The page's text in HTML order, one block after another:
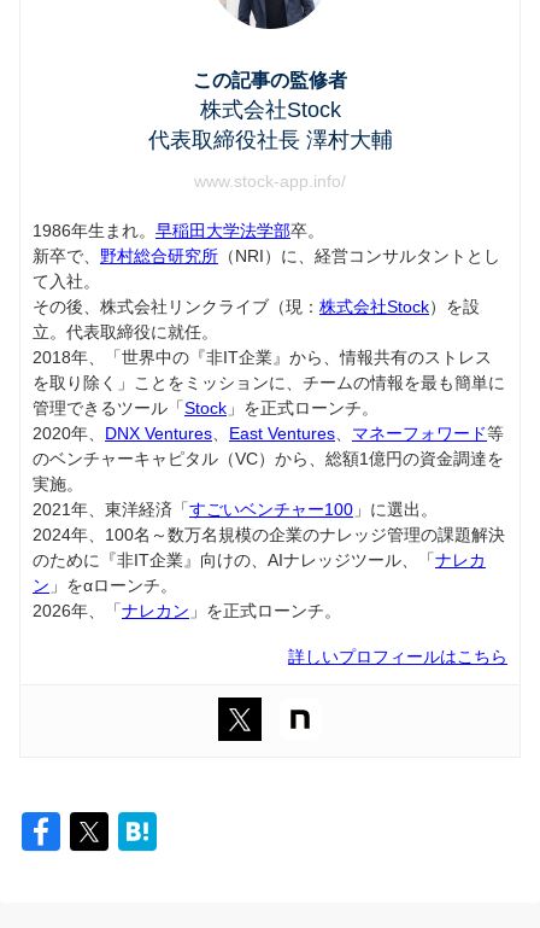
この記事の監修者
株式会社Stock
代表取締役社長 澤村大輔
www.stock-app.info/
1986年生まれ。 早稲田大学法学部卒。
新卒で、 野村総合研究所 （NRI）に、経営コンサルタントとし
て入社。
その後、株式会社リンクライブ（現： 株式会社Stock）を設
立。代表取締役に就任。
2018年、「世界中の『非IT企業』から、情報共有のストレス
を取り除く」ことをミッションに、チームの情報を最も簡単に
管理できるツール「Stock 」を正式ローンチ。
2020年、 DNX Ventures、 East Ventures、 マネーフォワード等
のベンチャーキャピタル（VC）から、総額1億円の資金調達を
実施。
2021年、東洋経済「すごいベンチャー100 」に選出。
2024年、100名～数万名規模の企業のナレッジ管理の課題解決
のために『非IT企業』向けの、AIナレッジツール、「ナレカ
ン 」をαローンチ。
2026年、「ナレカン 」を正式ローンチ。
詳しいプロフィールはこちら